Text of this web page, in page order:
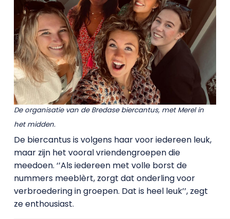
De organisatie van de Bredase biercantus, met Merel in
het midden.
De biercantus is volgens haar voor iedereen leuk,
maar zijn het vooral vriendengroepen die
meedoen. ‘’Als iedereen met volle borst de
nummers meeblèrt, zorgt dat onderling voor
verbroedering in groepen. Dat is heel leuk’’, zegt
ze enthousiast.